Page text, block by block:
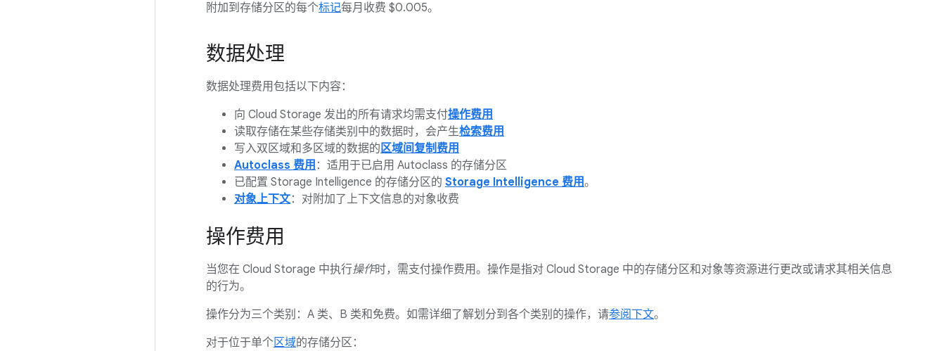
附加到存储分区的每个标记每月收费 $0.005。
数据处理
数据处理费用包括以下内容：
向 Cloud Storage 发出的所有请求均需支付操作费用
读取存储在某些存储类别中的数据时，会产生检索费用
写入双区域和多区域的数据的 区域间复制费用
Autoclass 费用 ：适用于已启用 Autoclass 的存储分区
已配置 Storage Intelligence 的存储分区的 Storage Intelligence 费用。
对象上下文：对附加了上下文信息的对象收费
操作费用
当您在 Cloud Storage 中执行操作时，需支付操作费用。操作是指对 Cloud Storage 中的存储分区和对象等资源进行更改或请求其相关信息
的行为。
操作分为三个类别：A 类、B 类和免费。如需详细了解划分到各个类别的操作，请参阅下文。
对于位于单个区域的存储分区：